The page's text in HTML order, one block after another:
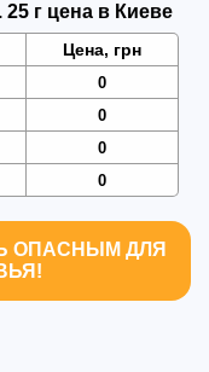
г цена в Киеве
Цена, грн
0
0
0
0
ОПАСНЫМ ДЛЯ